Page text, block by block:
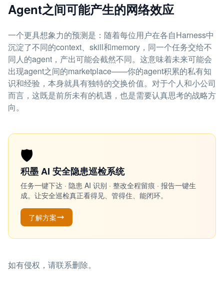
Agent之间可能产生的网络效应
一个更具想象力的预测是：随着每位用户在各自Harness中
沉淀了不同的context、skill和memory，同一个任务交给不
同人的agent，产出可能会截然不同。这意味着未来可能会
出现agent之间的marketplace——你的agent积累的私有知
识和经验，本身就具有独特的交换价值。对于个人和小公司
而言，这既是前所未有的机遇，也是需要认真思考的战略方
向。
🛡️
积墨 AI 安全隐患巡检系统
任务一键下达 · 隐患 AI 识别 · 整改全程留痕 · 报告一键生
成。让安全巡检真正看得见、管得住、能闭环。
了解方案
如有侵权，请联系删除。